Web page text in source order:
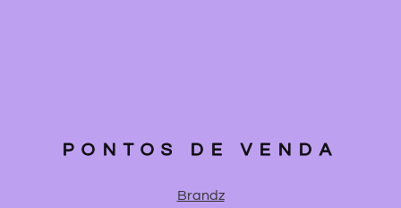
PONTOS DE VENDA
Brandz